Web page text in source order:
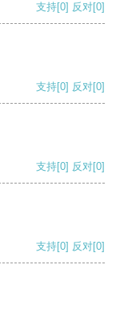
支持[0] 反对[0]
支持[0] 反对[0]
支持[0] 反对[0]
支持[0] 反对[0]